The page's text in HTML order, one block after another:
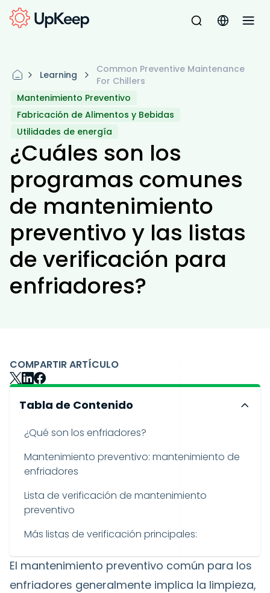
Learning
Common Preventive Maintenance
For Chillers
Mantenimiento Preventivo
Fabricación de Alimentos y Bebidas
Utilidades de energía
¿Cuáles son los
programas comunes
de mantenimiento
preventivo y las listas
de verificación para
enfriadores?
COMPARTIR ARTÍCULO
Tabla de Contenido
¿Qué son los enfriadores?
Mantenimiento preventivo: mantenimiento de
enfriadores
Lista de verificación de mantenimiento
preventivo
Más listas de verificación principales:
El mantenimiento preventivo común para los
enfriadores generalmente implica la limpieza,